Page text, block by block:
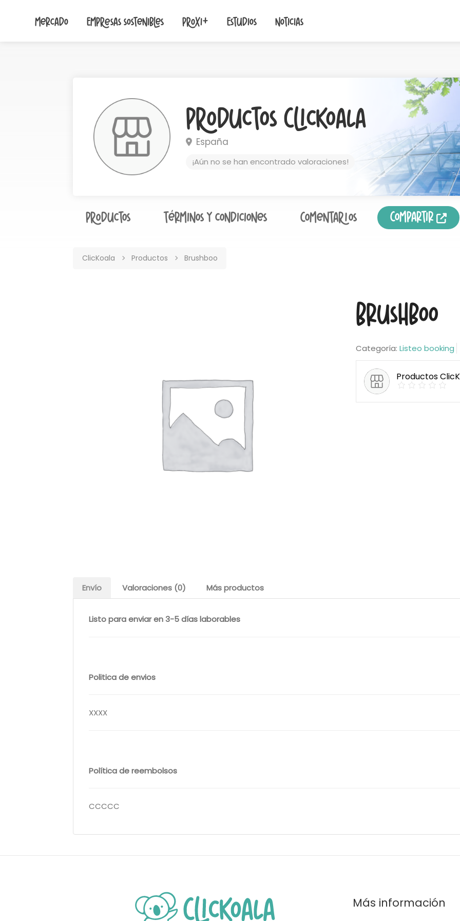
Mercado Empresas sostenibles Proxi+ Estudios Noticias
Productos ClicKoala
España
¡Aún no se han encontrado valoraciones!
Productos Términos y condiciones Comentarios Compartir
ClicKoala Productos Brushboo
Brushboo
Categoría:Listeo booking
Productos
Envío Valoraciones (0) Más productos
Listo para enviar en 3-5 días laborables
Politica de envios
XXXX
Política de reembolsos
CCCCC
Más información